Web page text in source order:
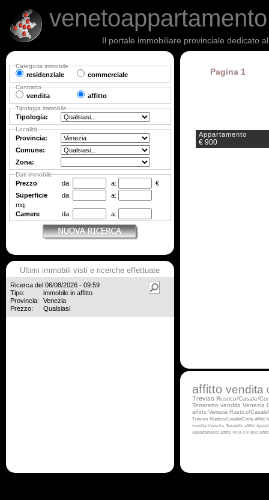
Il portale immobiliare provinciale dedicato
Pagina 1
Appartamento
€ 900
affitto vendita
Treviso Rustico/Casale/
Terratetto vendita Venezia
affitto Venezia Rustico/
Treviso Rustico/Casale/Corte affitto
vendita Venezia Terratetto affitto
Appartamento affitto Villa o villino
Categoria immobile
residenziale commerciale
Contratto
vendita affitto
Tipologia immobile
Tipologia:
Località
Provincia:
Comune:
Zona:
Dati immobile
Prezzo da: a:
€
Superficie
da:
a:
mq.
Camere
da: a:
Ultimi immobili visti e ricerche effettuate
Ricerca del 06/08/2026 - 09:59
Tipo:
immobile in affitto
Provincia:
Venezia
Prezzo:
Qualsiasi